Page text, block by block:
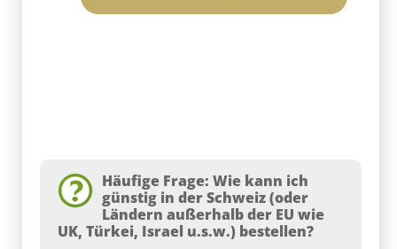
Häufige Frage: Wie kann ich
günstig in der Schweiz (oder
Ländern außerhalb der EU wie
UK, Türkei, Israel u.s.w.) bestellen?